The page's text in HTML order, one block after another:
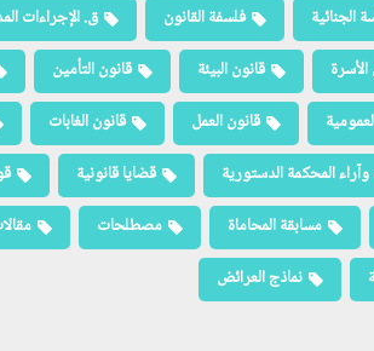
الجنائية فلسفة القانون ق. الإجراءات
قانون البيئة قانون التأمين
قانون العمل قانون الغابات
المحكمة الدستورية قضايا قانونية
مسابقة المحاماة مصطلحات
نماذج العرائض